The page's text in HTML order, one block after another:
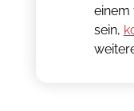
einem
sein,